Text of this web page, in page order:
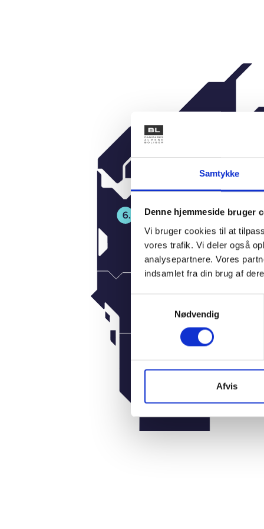
Samtykke
Denne hjemmeside bruger
Vi bruger cookies til at
vores trafik. Vi deler også
analysepartnere. Vores
indsamlet fra din brug af
Nødvendig
Afvis